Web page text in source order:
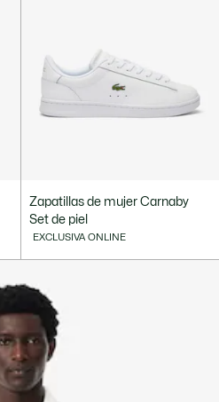
Zapatillas de mujer Carnaby
Set de piel
EXCLUSIVA ONLINE